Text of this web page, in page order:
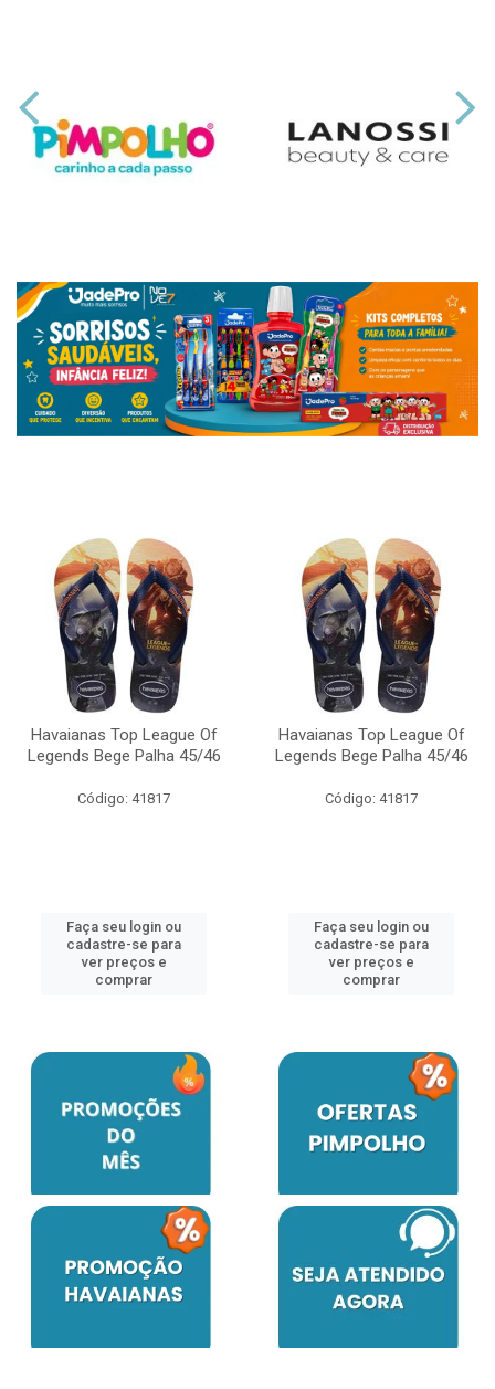
Havaianas Top League Of
Legends Bege Palha 45/46
Código: 41817
Faça seu login ou
cadastre-se para
ver preços e
comprar
Havaianas Top League Of
Legends Bege Palha 45/46
Código: 41817
Faça seu login ou
cadastre-se para
ver preços e
comprar